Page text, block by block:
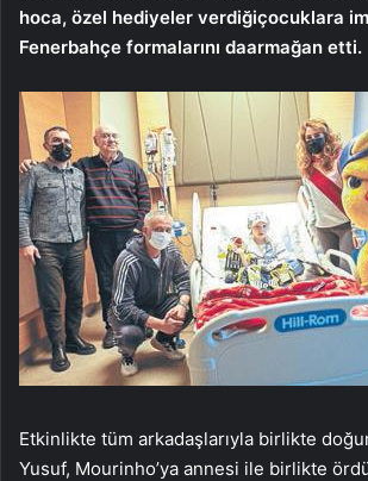
hoca, özel hediyeler verdiğiçocuklara
Fenerbahçe formalarını daarmağan etti.
Etkinlikte tüm arkadaşlarıyla birlikte
Yusuf, Mourinho’ya annesi ile birlikte